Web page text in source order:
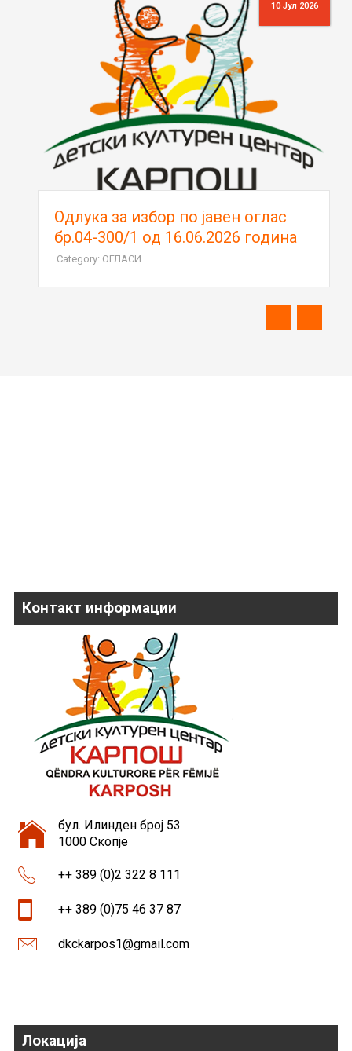
10 Јул 2026
Oдлука за избор по јавен оглас
бр.04-300/1 од 16.06.2026 година
Category: ОГЛАСИ
Контакт информации
бул. Илинден број 53
1000 Скопје
++ 389 (0)2 322 8 111
++ 389 (0)75 46 37 87
dkckarpos1@gmail.com
Локација